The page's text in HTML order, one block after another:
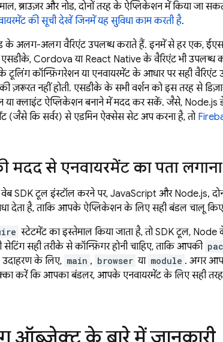
ब्राउज़र और नोड, दोनों तरह के ऐप्लिकेशन में किया जा
की सूची देखें जिनमें यह सुविधा काम करती है.
के अलग-अलग वैरिएंट उपलब्ध कराते हैं. इनमें से हर एक,
एसडीके, Cordova या React Native के वैरिएंट भी
कॉन्फ़िगरेशन या एनवायरमेंट के आधार पर सही वैरिएंट
ज़रूरत नहीं होती. एसडीके के सभी वर्शन को इस तरह से
या क्लाइंट ऐप्लिकेशन बनाने में मदद कर सकें. जैसे, Node.js
कि सर्वर) से एडमिन ऐक्सेस सेट अप करना है, तो
मदद से एनवायरमेंट का पता लगाना
SDK टूल इंस्टॉल करने पर, JavaScript और Node.js,
देता है, ताकि आपके ऐप्लिकेशन के लिए सही बंडल चालू
स्टेटमेंट का इस्तेमाल किया जाता है, तो SDK टूल,
सही तरीके से कॉन्फ़िगर होनी चाहिए, ताकि आपकी
उदाहरण के लिए, main , browser या module . अगर
करें कि आपका बंडलर, आपके एनवायरमेंट के लिए सही
ऑब्जेक्ट के बारे में जानकारी